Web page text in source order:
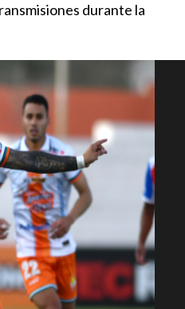
durante la